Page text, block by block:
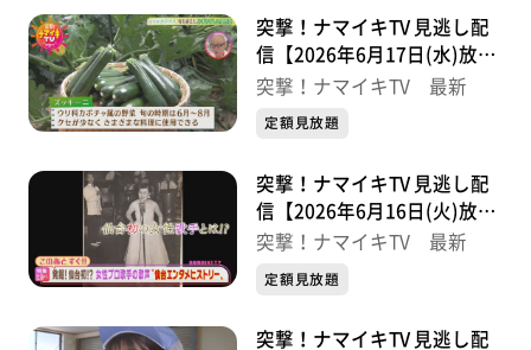
突撃！ナマイキTV 見逃し配
信【2026年6月17日(水)放送
分】
突撃！ナマイキTV 最新
定額見放題
突撃！ナマイキTV 見逃し配
信【2026年6月16日(火)放送
分】
突撃！ナマイキTV 最新
定額見放題
突撃！ナマイキTV 見逃し配